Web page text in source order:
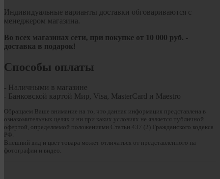
Индивидуальные варианты доставки обговариваются с
менеджером магазина.
Во всех магазинах сети, при покупке от 10 000 руб. -
доставка в подарок!
Способы оплаты
- Наличными в магазине
- Банковской картой Мир, Visa, MasterCard и Maestro
Обращаем Ваше внимание на то, что данная информация представлена в
ознакомительных целях и ни при каких условиях не является публичной
офертой, определяемой положениями Статьи 437 (2) Гражданского кодекса
РФ.
Внешний вид и цвет товара может отличаться от представленного на
фотографии и видео.